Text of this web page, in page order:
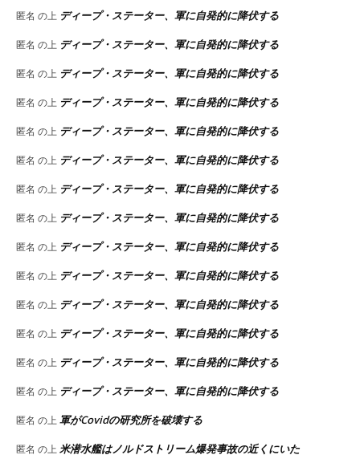
匿名 の上 ディープ・ステーター、軍に自発的に降伏する
匿名 の上 ディープ・ステーター、軍に自発的に降伏する
匿名 の上 ディープ・ステーター、軍に自発的に降伏する
匿名 の上 ディープ・ステーター、軍に自発的に降伏する
匿名 の上 ディープ・ステーター、軍に自発的に降伏する
匿名 の上 ディープ・ステーター、軍に自発的に降伏する
匿名 の上 ディープ・ステーター、軍に自発的に降伏する
匿名 の上 ディープ・ステーター、軍に自発的に降伏する
匿名 の上 ディープ・ステーター、軍に自発的に降伏する
匿名 の上 ディープ・ステーター、軍に自発的に降伏する
匿名 の上 ディープ・ステーター、軍に自発的に降伏する
匿名 の上 ディープ・ステーター、軍に自発的に降伏する
匿名 の上 ディープ・ステーター、軍に自発的に降伏する
匿名 の上 ディープ・ステーター、軍に自発的に降伏する
匿名 の上 軍がCovidの研究所を破壊する
匿名 の上 米潜水艦はノルドストリーム爆発事故の近くにいた